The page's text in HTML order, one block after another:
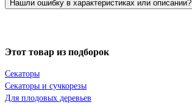
Нашли ошибку в характеристиках или описании?
Этот товар из подборок
Секаторы
Секаторы и сучкорезы
Для плодовых деревьев